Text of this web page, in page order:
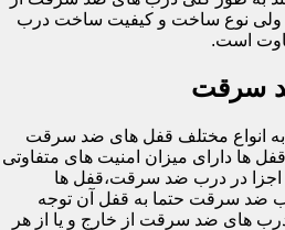
ولی نوع ساخت و کیفیت ساخت درب
است.
سرقت
مختلف قفل های ضد سرقت
ها دارای میزان امنیت های متفاوتی
اجزا در درب ضد سرقت،قفل ها
ضد سرقت حتما به قفل آن توجه
درب های ضد سرقت از خارج و یا از هر